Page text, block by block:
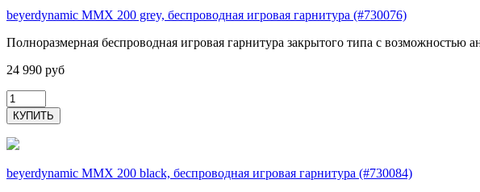
beyerdynamic MMX 200 grey, беспроводная игровая гарнитура (#730076)
Полноразмерная беспроводная игровая гарнитура закрытого типа с
24 990 руб
beyerdynamic MMX 200 black, беспроводная игровая гарнитура (#730084)